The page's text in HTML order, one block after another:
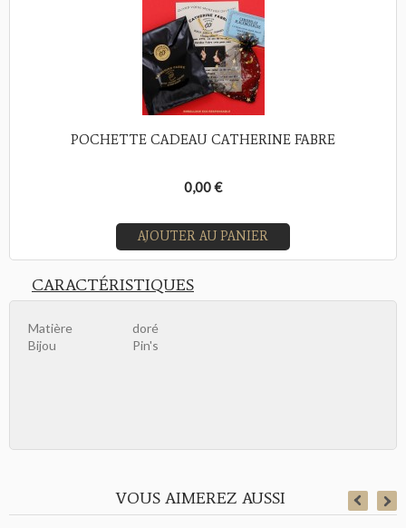
POCHETTE CADEAU CATHERINE FABRE
0,00 €
AJOUTER AU PANIER
CARACTÉRISTIQUES
Matière
doré
Bijou
Pin's
VOUS AIMEREZ AUSSI